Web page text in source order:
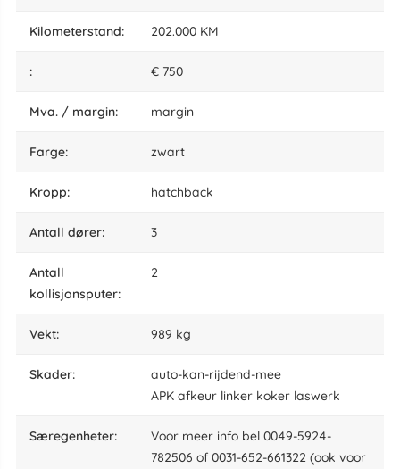
kilometerstand: 202.000 KM
: € 750
Mva. / margin: margin
farge: zwart
kropp: hatchback
antall dører: 3
antall
kollisjonsputer:
2
vekt: 989 kg
skader:
auto-kan-rijdend-mee
APK afkeur linker koker laswerk
særegenheter:
Voor meer info bel 0049-5924-
782506 of 0031-652-661322 (ook voor